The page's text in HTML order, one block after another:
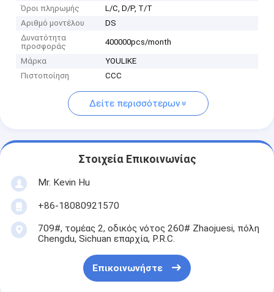
Όροι πληρωμής
L/C, D/P, T/T
Αριθμό μοντέλου
DS
Δυνατότητα
προσφοράς
400000pcs/month
Μάρκα
YOULIKE
Πιστοποίηση
CCC
Δείτε περισσότερων
Στοιχεία Επικοινωνίας
Mr. Kevin Hu
+86-18080921570
709#, τομέας 2, οδικός νότος 260# Zhaojuesi, πόλη
Chengdu, Sichuan επαρχία, P.R.C.
Επικοινωνήστε